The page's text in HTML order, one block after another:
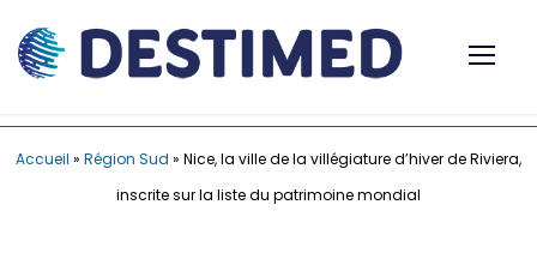
Accueil » Région Sud » Nice, la ville de la villégiature d’hiver de Riviera,
inscrite sur la liste du patrimoine mondial